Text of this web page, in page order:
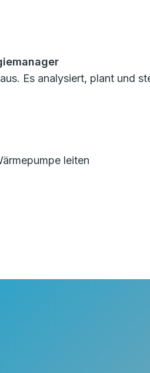
Es analysiert, plant und
leiten